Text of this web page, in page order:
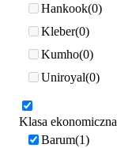
Hankook 0
Kleber 0
Kumho 0
Uniroyal 0
Klasa ekonomiczna
Barum 1